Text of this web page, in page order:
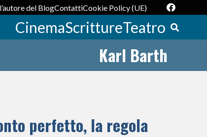
del BlogContattiCookie Policy (UE)
CinemaScrittureTeatro
Karl Barth
perfetto, la regola